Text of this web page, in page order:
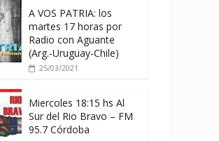
A VOS PATRIA: los
martes 17 horas por
Radio con Aguante
(Arg.-Uruguay-Chile)
25/03/2021
Miercoles 18:15 hs Al
Sur del Rio Bravo – FM
95.7 Córdoba